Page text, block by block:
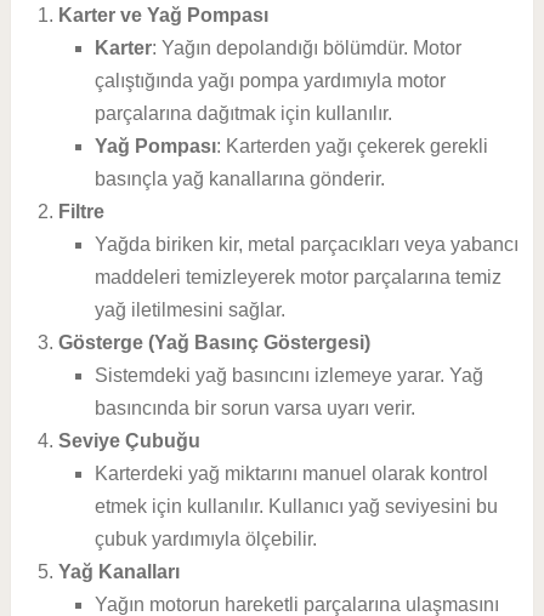
Karter ve Yağ Pompası
Karter: Yağın depolandığı bölümdür. Motor
çalıştığında yağı pompa yardımıyla motor
parçalarına dağıtmak için kullanılır.
Yağ Pompası: Karterden yağı çekerek gerekli
basınçla yağ kanallarına gönderir.
Filtre
Yağda biriken kir, metal parçacıkları veya yabancı
maddeleri temizleyerek motor parçalarına temiz
yağ iletilmesini sağlar.
Gösterge (Yağ Basınç Göstergesi)
Sistemdeki yağ basıncını izlemeye yarar. Yağ
basıncında bir sorun varsa uyarı verir.
Seviye Çubuğu
Karterdeki yağ miktarını manuel olarak kontrol
etmek için kullanılır. Kullanıcı yağ seviyesini bu
çubuk yardımıyla ölçebilir.
Yağ Kanalları
Yağın motorun hareketli parçalarına ulaşmasını